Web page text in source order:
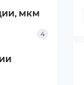
МКМ
4